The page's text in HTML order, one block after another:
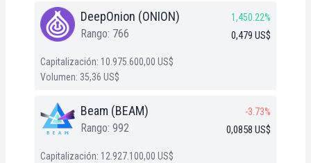
DeepOnion (ONION)
Rango: 766
1,450.22%
0,479 US$
Capitalización: 10.975.600,00 US$
Volumen: 35,36 US$
Beam (BEAM)
Rango: 992
-3.73%
0,0858 US$
Capitalización: 12.927.100,00 US$